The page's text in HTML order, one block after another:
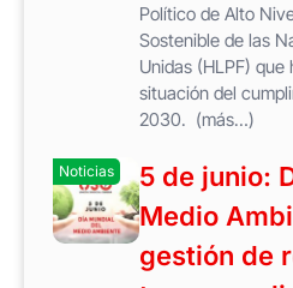
Político de Alto
Sostenible de las
Unidas (HLPF)
situación del
2030. (más…)
Noticias
5 de junio:
Medio
gestión de